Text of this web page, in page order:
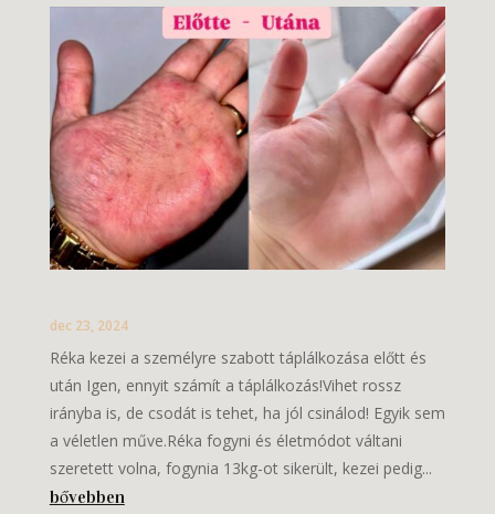
dec 23, 2024
Réka kezei a személyre szabott táplálkozása előtt és
után Igen, ennyit számít a táplálkozás!Vihet rossz
irányba is, de csodát is tehet, ha jól csinálod! Egyik sem
a véletlen műve.Réka fogyni és életmódot váltani
szeretett volna, fogynia 13kg-ot sikerült, kezei pedig...
bővebben